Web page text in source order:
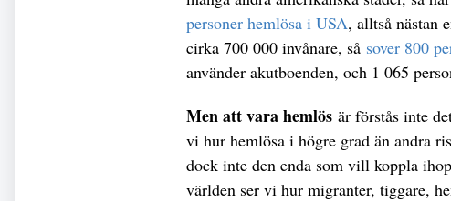
personer hemlösa i USA, alltså nästan
cirka 700 000 invånare, så sover 800
använder akutboenden, och 1 065
Men att vara hemlös är förstås inte
vi hur hemlösa i högre grad än andra
dock inte den enda som vill koppla
världen ser vi hur migranter, tiggare,